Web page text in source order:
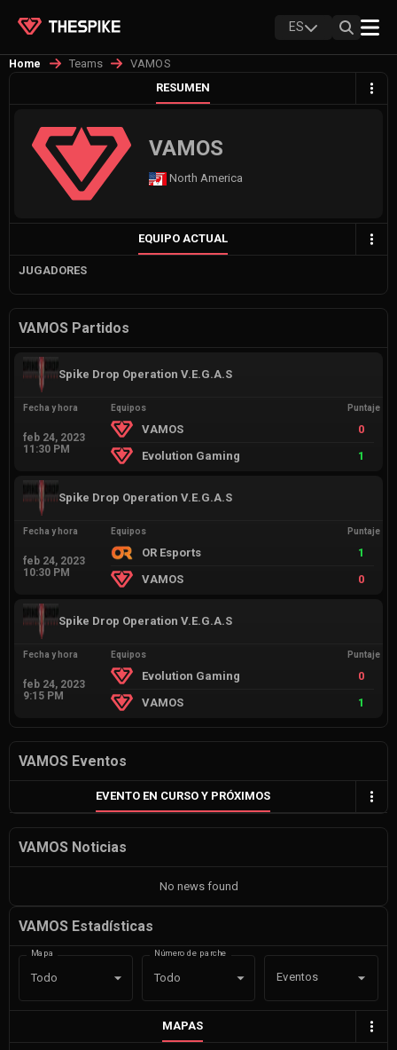
ES
Home Teams
VAMOS
RESUMEN
VAMOS
North America
EQUIPO ACTUAL
JUGADORES
VAMOS Partidos
Spike Drop Operation V.E.G.A.S
Fecha y hora
feb 24, 2023
11:30 PM
Equipos Puntaje
VAMOS
0
Evolution Gaming
1
Spike Drop Operation V.E.G.A.S
Fecha y hora
feb 24, 2023
10:30 PM
Equipos Puntaje
OR Esports
1
VAMOS
0
Spike Drop Operation V.E.G.A.S
Fecha y hora
feb 24, 2023
9:15 PM
Equipos Puntaje
Evolution Gaming
0
VAMOS
1
VAMOS Eventos
EVENTO EN CURSO Y PRÓXIMOS
VAMOS Noticias
No news found
VAMOS Estadísticas
Mapa
Todo
Número de parche
Todo Eventos
MAPAS